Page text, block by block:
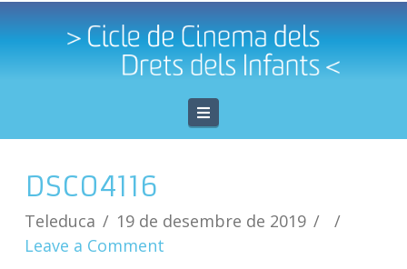
Navigation
DSC04116
Teleduca
19 de desembre de 2019
Leave a Comment